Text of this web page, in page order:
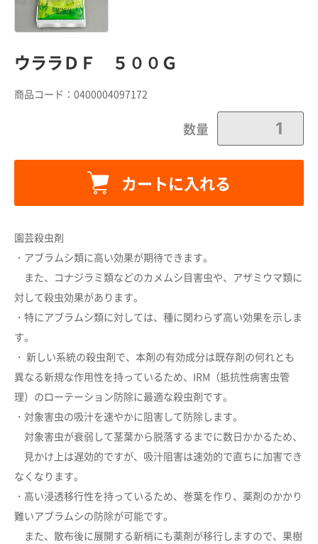
ウララＤＦ ５００Ｇ
商品コード： 0400004097172
数量
カートに入れる
カートに追加しました。
お買い物を続ける
園芸殺虫剤
・アブラムシ類に高い効果が期待できます。
また、コナジラミ類などのカメムシ目害虫や、アザミウマ類に
対して殺虫効果があります。
・特にアブラムシ類に対しては、種に関わらず高い効果を示しま
す。
・ 新しい系統の殺虫剤で、本剤の有効成分は既存剤の何れとも
異なる新規な作用性を持っているため、IRM（抵抗性病害虫管
理）のローテーション防除に最適な殺虫剤です。
・対象害虫の吸汁を速やかに阻害して防除します。
対象害虫が衰弱して茎葉から脱落するまでに数日かかるため、
見かけ上は遅効的ですが、吸汁阻害は速効的で直ちに加害でき
なくなります。
・高い浸透移行性を持っているため、巻葉を作り、薬剤のかかり
難いアブラムシの防除が可能です。
また、散布後に展開する新梢にも薬剤が移行しますので、果樹